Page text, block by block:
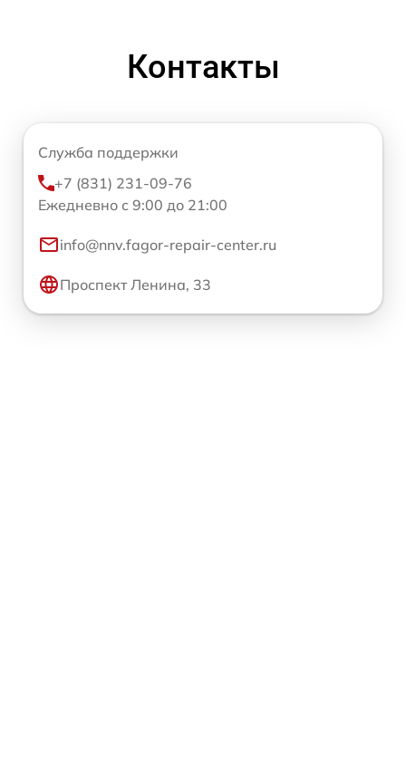
Контакты
Служба поддержки
+7 (831) 231-09-76
Ежедневно с 9:00 до 21:00
info@nnv.fagor-repair-center.ru
Проспект Ленина, 33